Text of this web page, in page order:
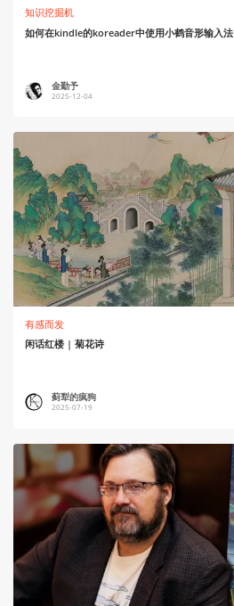
知识挖掘机
如何在kindle的koreader中使用小鹤音形输入法
金勤予
2025-12-04
有感而发
闲话红楼 | 菊花诗
蓟犁的疯狗
2025-07-19